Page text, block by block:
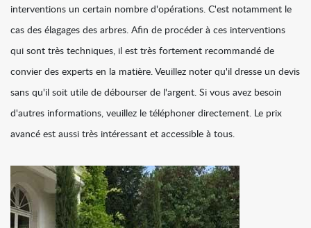
interventions un certain nombre d'opérations. C'est notamment le
cas des élagages des arbres. Afin de procéder à ces interventions
qui sont très techniques, il est très fortement recommandé de
convier des experts en la matière. Veuillez noter qu'il dresse un devis
sans qu'il soit utile de débourser de l'argent. Si vous avez besoin
d'autres informations, veuillez le téléphoner directement. Le prix
avancé est aussi très intéressant et accessible à tous.